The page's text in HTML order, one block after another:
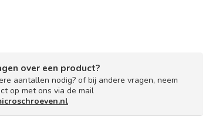
over een product?
aantallen nodig? of bij andere vragen, neem
op met ons via de mail